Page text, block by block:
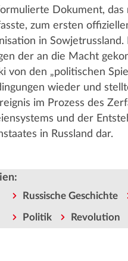
Dokument, das
zum ersten
in Sowjetrussland.
der an die Macht
von den „politischen
wieder und
im Prozess des
und der
in Russland dar.
:
Russische Geschichte
Politik Revolution